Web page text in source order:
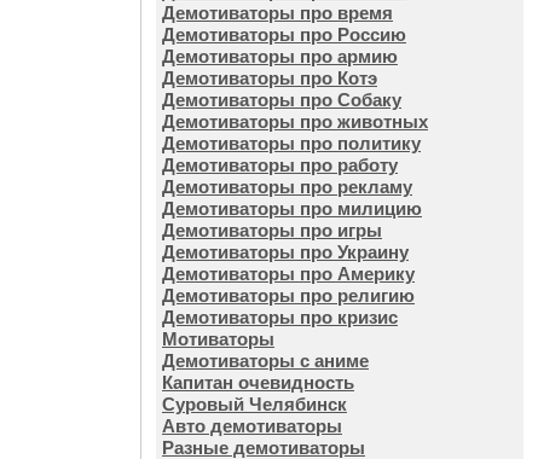
Демотиваторы про время
Демотиваторы про Россию
Демотиваторы про армию
Демотиваторы про Котэ
Демотиваторы про Собаку
Демотиваторы про животных
Демотиваторы про политику
Демотиваторы про работу
Демотиваторы про рекламу
Демотиваторы про милицию
Демотиваторы про игры
Демотиваторы про Украину
Демотиваторы про Америку
Демотиваторы про религию
Демотиваторы про кризис
Мотиваторы
Демотиваторы с аниме
Капитан очевидность
Суровый Челябинск
Авто демотиваторы
Разные демотиваторы